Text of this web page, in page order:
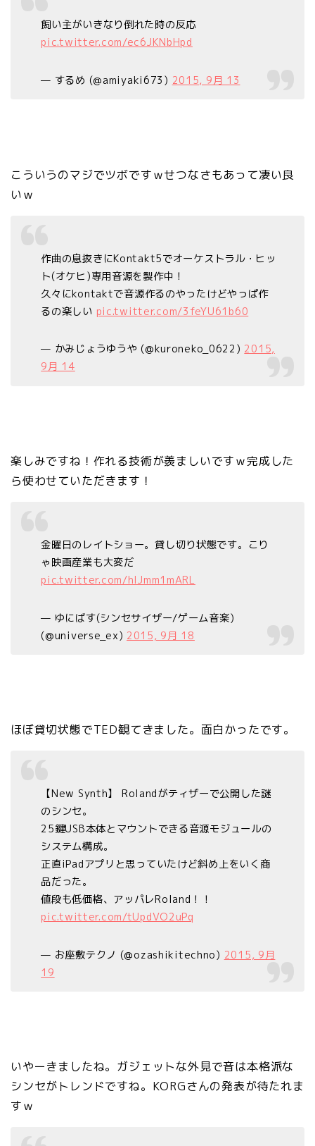
飼い主がいきなり倒れた時の反応
pic.twitter.com/ec6JKNbHpd
— するめ (@amiyaki673) 2015, 9月 13
こういうのマジでツボですｗせつなさもあって凄い良
いｗ
作曲の息抜きにKontakt5でオーケストラル・ヒッ
ト(オケヒ)専用音源を製作中！
久々にkontaktで音源作るのやったけどやっぱ作
るの楽しい pic.twitter.com/3feYU61b60
— かみじょうゆうや (@kuroneko_0622) 2015,
9月 14
楽しみですね！作れる技術が羨ましいですｗ完成した
ら使わせていただきます！
金曜日のレイトショー。貸し切り状態です。こり
ゃ映画産業も大変だ
pic.twitter.com/hlJmm1mARL
— ゆにばす(シンセサイザー/ゲーム音楽)
(@universe_ex) 2015, 9月 18
ほぼ貸切状態でTED観てきました。面白かったです。
【New Synth】 Rolandがティザーで公開した謎
のシンセ。
25鍵USB本体とマウントできる音源モジュールの
システム構成。
正直iPadアプリと思っていたけど斜め上をいく商
品だった。
値段も低価格、アッパレRoland！！
pic.twitter.com/tUpdVO2uPq
— お座敷テクノ (@ozashikitechno) 2015, 9月
19
いやーきましたね。ガジェットな外見で音は本格派な
シンセがトレンドですね。KORGさんの発表が待たれま
すｗ